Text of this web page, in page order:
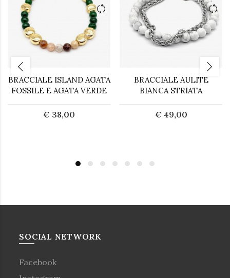
BRACCIALE ISLAND AGATA
FOSSILE E AGATA VERDE
€ 38,00
BRACCIALE AULITE
BIANCA STRIATA
€ 49,00
SOCIAL NETWORK
Facebook